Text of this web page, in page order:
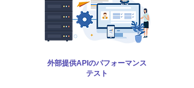
外部提供APIのパフォーマンス
テスト